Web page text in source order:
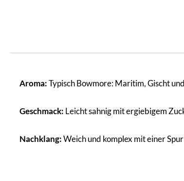
Aroma:Typisch Bowmore: Maritim, Gischt
Geschmack: Leicht sahnig mit ergiebigem
Nachklang:Weich und komplex mit einer